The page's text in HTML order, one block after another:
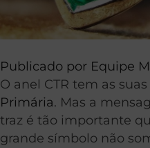
Publicado por Equipe
O anel CTR tem as
Primária. Mas a
traz é tão importante
grande símbolo não